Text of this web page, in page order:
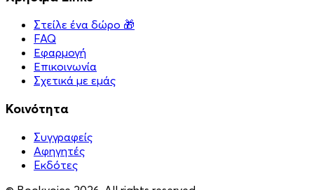
Στείλε ένα δώρο 🎁
FAQ
Εφαρμογή
Επικοινωνία
Σχετικά με εμάς
Κοινότητα
Συγγραφείς
Αφηγητές
Eκδότες